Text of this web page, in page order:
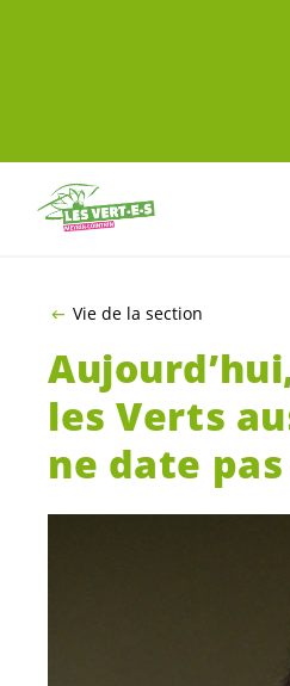
Vie de la section
les Verts
ne date